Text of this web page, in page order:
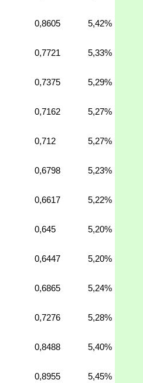
0,8605 5,42%
0,7721 5,33%
0,7375 5,29%
0,7162 5,27%
0,712 5,27%
0,6798 5,23%
0,6617 5,22%
0,645 5,20%
0,6447 5,20%
0,6865 5,24%
0,7276 5,28%
0,8488 5,40%
0,8955 5,45%